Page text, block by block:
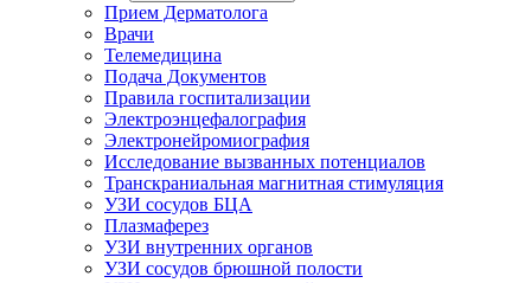
Прием Дерматолога
Врачи
Телемедицина
Подача Документов
Правила госпитализации
Электроэнцефалография
Электронейромиография
Исследование вызванных потенциалов
Транскраниальная магнитная стимуляция
УЗИ сосудов БЦА
Плазмаферез
УЗИ внутренних органов
УЗИ сосудов брюшной полости